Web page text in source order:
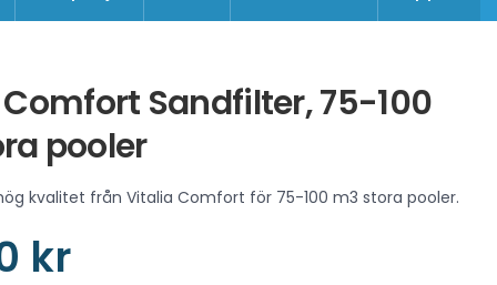
Sandfilter, 75-100
pooler
kvalitet från Vitalia Comfort för 75-100 m3 stora pooler.
kr